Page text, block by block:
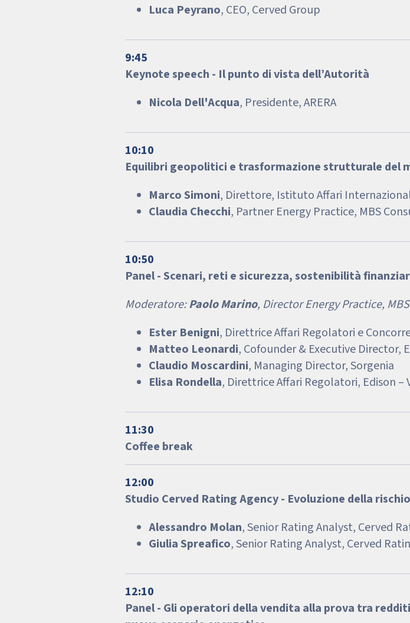
Luca Peyrano, CEO, Cerved Group
9:45
Keynote speech - Il punto di vista dell’Autorità
Nicola Dell'Acqua, Presidente, ARERA
10:10
Equilibri geopolitici e trasformazione strutturale del
Marco Simoni, Direttore, Istituto Affari
Claudia Checchi, Partner Energy Practice, MBS
10:50
Panel - Scenari, reti e sicurezza, sostenibilità
Moderatore:Paolo Marino, Director Energy Practice,
Ester Benigni, Direttrice Affari Regolatori e
Matteo Leonardi, Cofounder & Executive Director,
Claudio Moscardini, Managing Director, Sorgenia
Elisa Rondella, Direttrice Affari Regolatori, Edison –
11:30
Coffee break
12:00
Studio Cerved Rating Agency - Evoluzione della
Alessandro Molan, Senior Rating Analyst, Cerved
Giulia Spreafico, Senior Rating Analyst, Cerved
12:10
Panel - Gli operatori della vendita alla prova tra